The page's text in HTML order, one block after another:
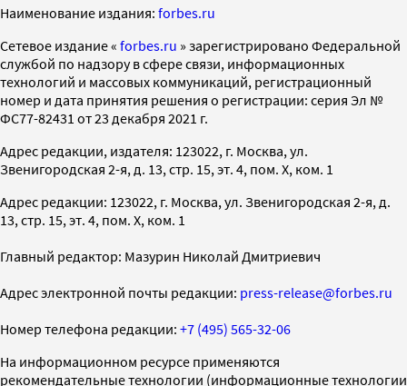
Наименование издания: forbes.ru
Cетевое издание « forbes.ru » зарегистрировано Федеральной
службой по надзору в сфере связи, информационных
технологий и массовых коммуникаций, регистрационный
номер и дата принятия решения о регистрации: серия Эл №
ФС77-82431 от 23 декабря 2021 г.
Адрес редакции, издателя: 123022, г. Москва, ул.
Звенигородская 2-я, д. 13, стр. 15, эт. 4, пом. X, ком. 1
Адрес редакции: 123022, г. Москва, ул. Звенигородская 2-я, д.
13, стр. 15, эт. 4, пом. X, ком. 1
Главный редактор: Мазурин Николай Дмитриевич
Адрес электронной почты редакции: press-release@forbes.ru
Номер телефона редакции: +7 (495) 565-32-06
На информационном ресурсе применяются
рекомендательные технологии (информационные технологии